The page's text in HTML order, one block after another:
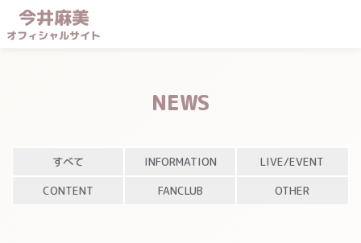
今井麻美
オフィシャルサイト
NEWS
すべて INFORMATION
LIVE/EVENT
CONTENT
FANCLUB OTHER